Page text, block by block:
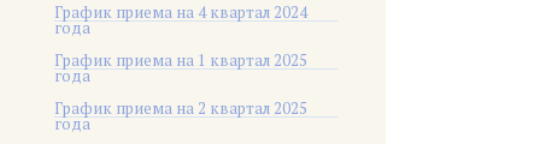
График приема на 4 квартал 2024
года
График приема на 1 квартал 2025
года
График приема на 2 квартал 2025
года